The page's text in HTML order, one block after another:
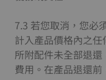
7.3 若您取消，您必
計入產品價格內之
所附配件未全部退
費用。在產品退還前